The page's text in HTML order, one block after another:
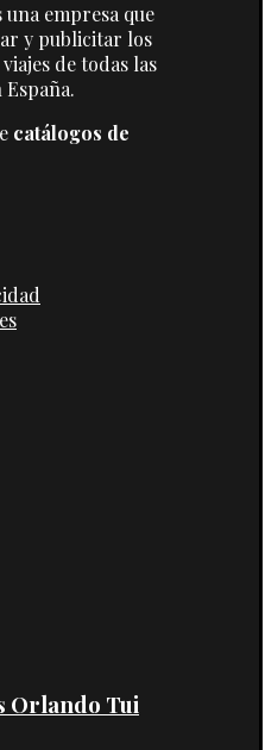
una empresa que
y publicitar los
de todas las
España.
catálogos de
Orlando Tui